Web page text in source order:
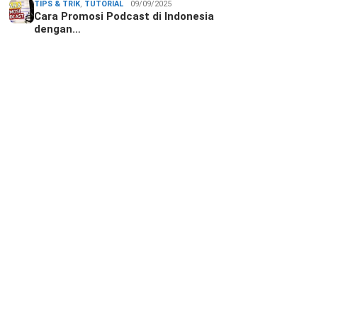
TIPS & TRIK, TUTORIAL 09/09/2025
Cara Promosi Podcast di Indonesia
dengan…